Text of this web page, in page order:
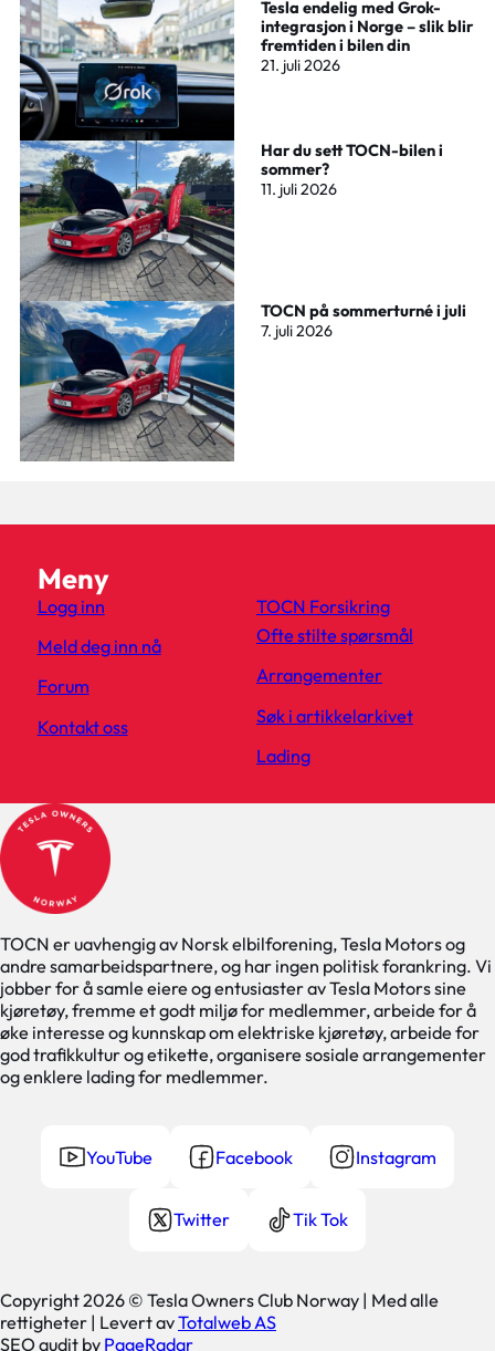
Tesla endelig med Grok-
integrasjon i Norge – slik blir
fremtiden i bilen din
21. juli 2026
Har du sett TOCN-bilen i
sommer?
11. juli 2026
TOCN på sommerturné i juli
7. juli 2026
TOCN er uavhengig av Norsk elbilforening, Tesla Motors og
andre samarbeidspartnere, og har ingen politisk forankring. Vi
jobber for å samle eiere og entusiaster av Tesla Motors sine
kjøretøy, fremme et godt miljø for medlemmer, arbeide for å
øke interesse og kunnskap om elektriske kjøretøy, arbeide for
god trafikkultur og etikette, organisere sosiale arrangementer
og enklere lading for medlemmer.
YouTube Facebook Instagram
Twitter Tik Tok
Copyright 2026 © Tesla Owners Club Norway | Med alle
rettigheter | Levert avTotalweb AS
SEO audit by PageRadar
Meny
Logg inn
Meld deg inn nå
Forum
Kontakt oss
TOCN Forsikring
Ofte stilte spørsmål
Arrangementer
Søk i artikkelarkivet
Lading